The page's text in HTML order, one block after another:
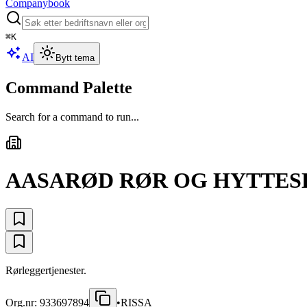
Companybook
⌘K
AI Bytt tema
Command Palette
Search for a command to run...
AASARØD RØR OG
Rørleggertjenester.
Org.nr: 933697894 •RISSA